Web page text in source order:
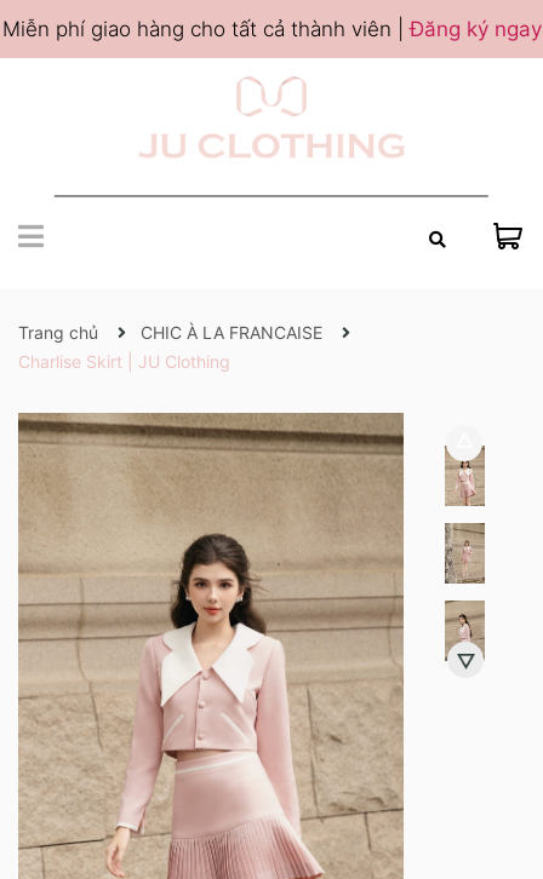
Miễn phí giao hàng cho tất cả thành viên |Đăng ký ngay
Trang chủ
CHIC À LA FRANCAISE
Charlise Skirt | JU Clothing